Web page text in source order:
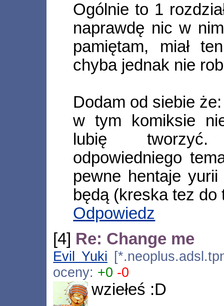
Ogólnie to 1
naprawdę nic w
pamiętam, miał
chyba jednak nie
Dodam od siebie że:
w tym komiksie
lubię
odpowiedniego
pewne hentaje
będą (kreska tez do
Odpowiedz
[4] Re: Change me
Evil Yuki
oceny: +0 -0
wziełeś :D